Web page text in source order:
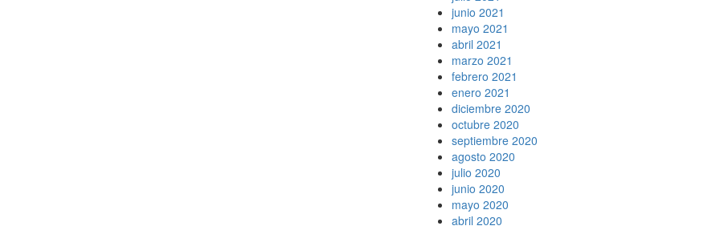
junio 2021
mayo 2021
abril 2021
marzo 2021
febrero 2021
enero 2021
diciembre 2020
octubre 2020
septiembre 2020
agosto 2020
julio 2020
junio 2020
mayo 2020
abril 2020